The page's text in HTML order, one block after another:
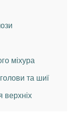
міхура
та шиї
верхніх